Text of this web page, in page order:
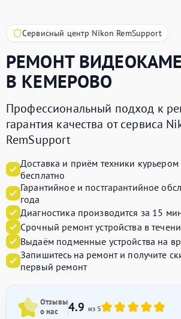
Сервисный центр Nikon RemSupport
РЕМОНТ
В КЕМЕРОВО
Профессиональный подход к
гарантия качества от сервиса
RemSupport
Доставка и приём техники курьером
бесплатно
Гарантийное и постгарантийное
года
Диагностика производится за 15
Срочный ремонт устройства в
Выдаём подменные устройства на
Запишитесь на ремонт и получите
первый ремонт
Отзывы
о нас
4.9 из 5